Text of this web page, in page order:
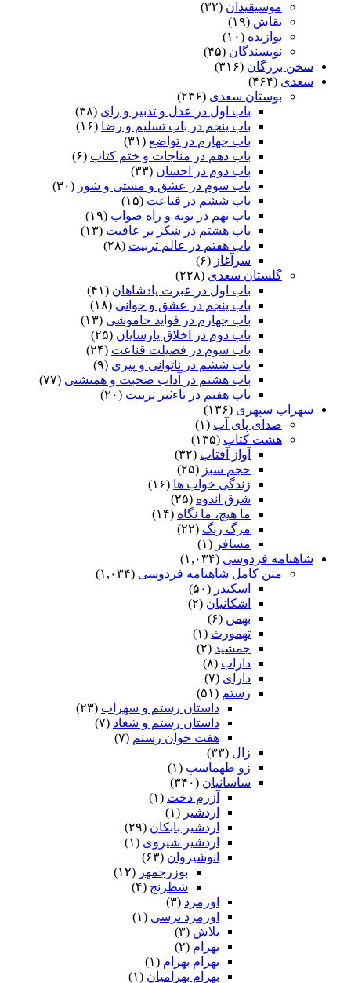
موسیقیدان (۳۲)
نقاش (۱۹)
نوازنده (۱۰)
نویسندگان (۴۵)
سخن بزرگان (۳۱۶)
سعدی (۴۶۴)
بوستان سعدی (۲۳۶)
باب اول در عدل و تدبیر و رای (۳۸)
باب پنجم در باب تسلیم و رضا (۱۶)
باب چهارم در تواضع (۳۱)
باب دهم در مناجات و ختم کتاب (۶)
باب دوم در احسان (۳۳)
باب سوم در عشق و مستی و شور (۳۰)
باب ششم در قناعت (۱۵)
باب نهم در توبه و راه صواب (۱۹)
باب هشتم در شکر بر عافیت (۱۳)
باب هفتم در عالم تربیت (۲۸)
سرآغاز (۶)
گلستان سعدی (۲۲۸)
باب اول در عبرت پادشاهان (۴۱)
باب پنجم در عشق و جوانى (۱۸)
باب چهارم در فواید خاموشى (۱۳)
باب دوم در اخلاق پارسایان (۲۵)
باب سوم در فضیلت قناعت (۲۴)
باب ششم در ناتوانى و پیرى (۹)
باب هشتم در آداب صحبت و همنشنى (۷۷)
باب هفتم در تاءثیر تربیت (۲۰)
سهراب سپهری (۱۳۶)
صدای پای آب (۱)
هشت کتاب (۱۳۵)
آواز آفتاب (۳۲)
حجم سبز (۲۵)
زندگی خواب ها (۱۶)
شرق اندوه (۲۵)
ما هیچ، ما نگاه (۱۴)
مرگ رنگ (۲۲)
مسافر (۱)
شاهنامه فردوسی (۱,۰۳۴)
متن کامل شاهنامه فردوسی (۱,۰۳۴)
اسکندر (۵۰)
اشکانیان (۲)
بهمن (۶)
تهمورث (۱)
جمشید (۲)
داراب (۸)
دارای (۷)
رستم (۵۱)
داستان رستم و سهراب (۲۳)
داستان رستم و شغاد (۷)
هفت خوان رستم‏ (۷)
زال (۳۳)
زو طهماسپ‏ (۱)
ساسانیان (۳۴۰)
آزرم دخت (۱)
اردشیر (۱)
اردشیر بابکان (۲۹)
اردشیر شیروی (۱)
انوشیروان (۶۳)
بوزرجمهر (۱۲)
شطرنج (۴)
اورمزد (۳)
اورمزد نرسى‏ (۱)
بلاش (۳)
بهرام (۲)
بهرام بهرام (۱)
بهرام بهرامیان‏ (۱)